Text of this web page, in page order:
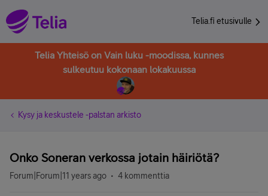
Telia.fi etusivulle
Telia Yhteisö on Vain luku -moodissa, kunnes
sulkeutuu kokonaan lokakuussa
Kysy ja keskustele -palstan arkisto
Onko Soneran verkossa jotain häiriötä?
Forum|Forum|11 years ago 4 kommenttia